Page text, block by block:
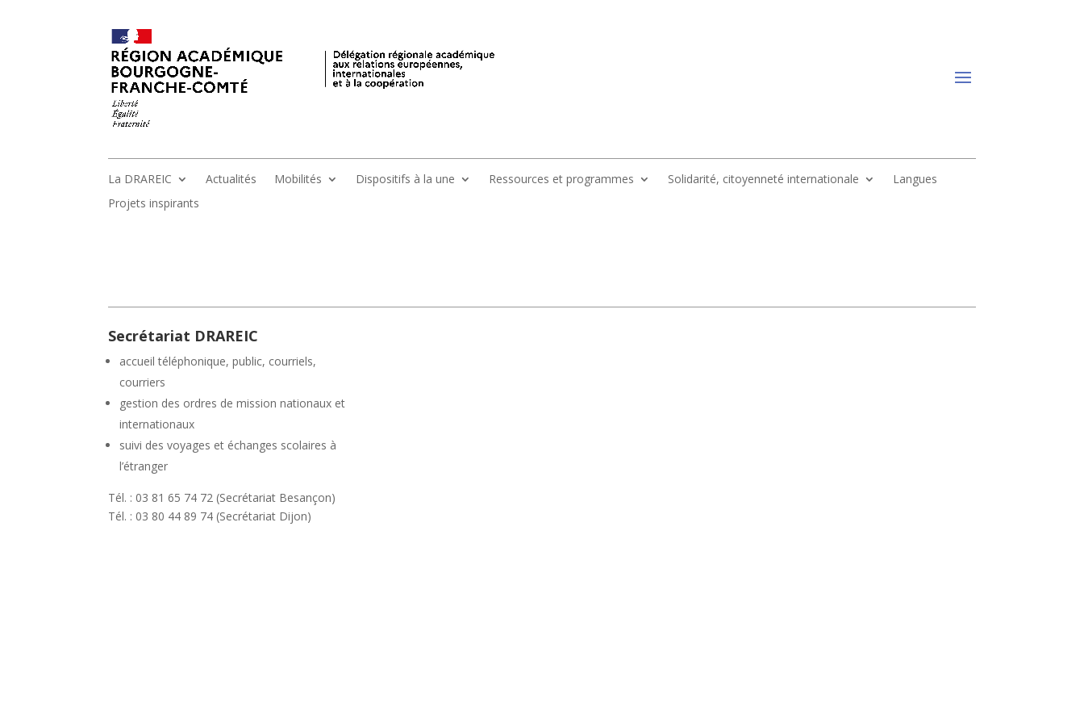
La DRAREIC Actualités Mobilités Dispositifs à la une Ressources et programmes Solidarité, citoyenneté internationale
Langues
Projets inspirants
Secrétariat DRAREIC
accueil téléphonique, public, courriels,
courriers
gestion des ordres de mission nationaux et
internationaux
suivi des voyages et échanges scolaires à
l’étranger
Tél. : 03 81 65 74 72 (Secrétariat Besançon)
Tél. : 03 80 44 89 74 (Secrétariat Dijon)